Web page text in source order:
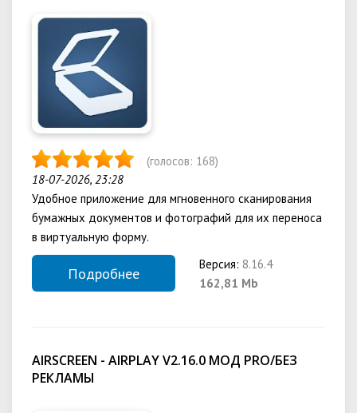
(голосов: 168)
18-07-2026, 23:28
Удобное приложение для мгновенного сканирования
бумажных документов и фотографий для их переноса
в виртуальную форму.
Подробнее
Версия: 8.16.4
162,81 Mb
AIRSCREEN - AIRPLAY V2.16.0 МОД PRO/БЕЗ
РЕКЛАМЫ